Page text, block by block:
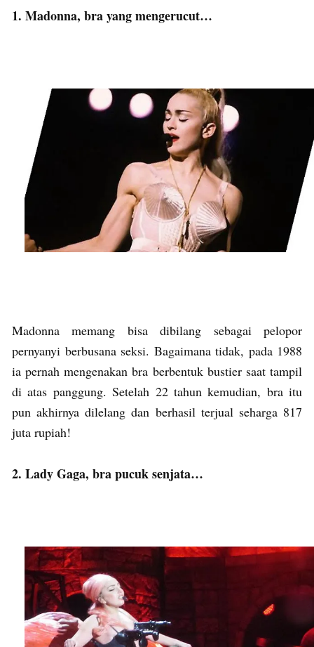
1. Madonna, bra yang mengerucut…
Madonna memang bisa dibilang sebagai pelopor
pernyanyi berbusana seksi. Bagaimana tidak, pada 1988
ia pernah mengenakan bra berbentuk bustier saat tampil
di atas panggung. Setelah 22 tahun kemudian, bra itu
pun akhirnya dilelang dan berhasil terjual seharga 817
juta rupiah!
2. Lady Gaga, bra pucuk senjata…